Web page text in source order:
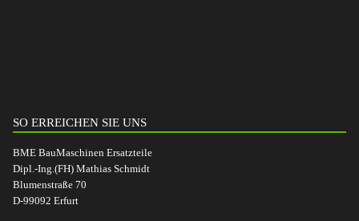
SO ERREICHEN SIE UNS
BME BauMaschinen Ersatzteile
Dipl.-Ing.(FH) Mathias Schmidt
Blumenstraße 70
D-99092 Erfurt